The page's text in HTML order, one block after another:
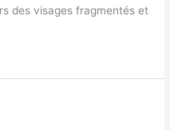
des visages fragmentés et